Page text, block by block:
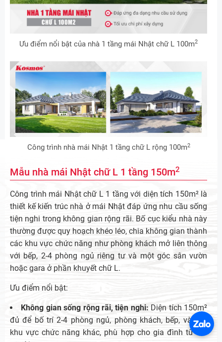
Ưu điểm nổi bật của nhà 1 tầng mái Nhật chữ L 100m2
Công trình nhà mái Nhật 1 tầng chữ L rộng 100m2
Mẫu nhà mái Nhật chữ L 1 tầng 150m2
Công trình mái Nhật chữ L 1 tầng với diện tích 150m² là
thiết kế kiến trúc nhà ở mái Nhật đáp ứng nhu cầu sống
tiện nghi trong không gian rộng rãi. Bố cục kiểu nhà này
thường được quy hoạch khéo léo, chia không gian thành
các khu vực chức năng như phòng khách mở liên thông
với bếp, 2-4 phòng ngủ riêng tư và một góc sân vườn
hoặc gara ở phần khuyết chữ L.
Ưu điểm nổi bật:
Không gian sống rộng rãi, tiện nghi: Diện tích 150m²
đủ để bố trí 2-4 phòng ngủ, phòng khách, bếp, và các
khu vực chức năng khác, phù hợp cho gia đình từ 4-6